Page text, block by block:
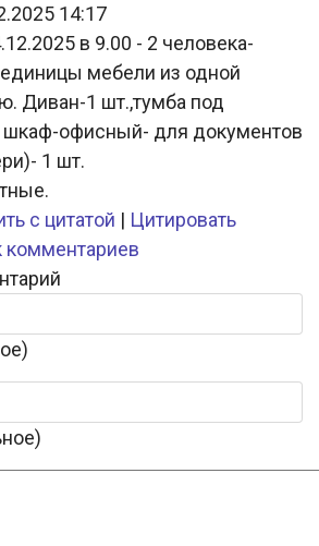
14:17
в 9.00 - 2 человека-
единицы мебели из одной
Диван-1 шт.,тумба под
шкаф-офисный- для документов
1 шт.
с цитатой | Цитировать
комментариев